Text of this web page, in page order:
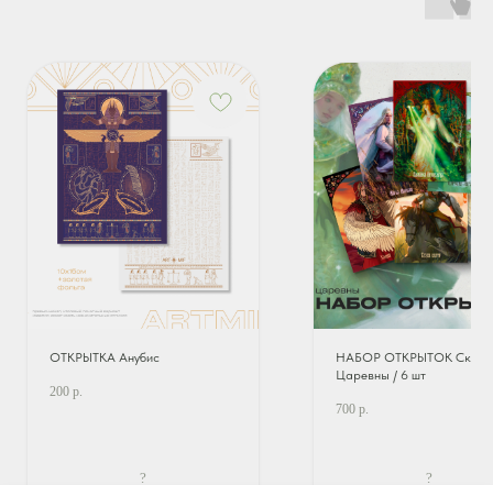
ОТКРЫТКА Анубис
200 р.
?
НАБОР ОТКРЫТОК
Царевны / 6 шт
700 р.
?